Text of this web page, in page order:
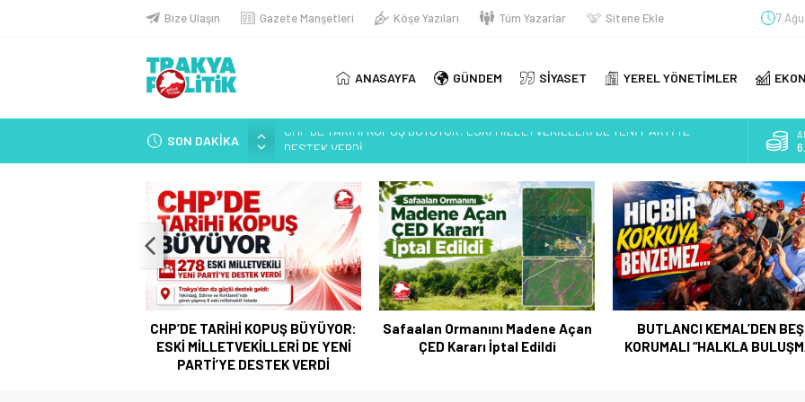
Bize Ulaşın Gazete Manşetleri Köşe Yazıları Tüm Yazarlar Sitene Ekle 7
ANASAYFA GÜNDEM SİYASET YEREL YÖNETİMLER
SON DAKİKA
Safaalan Ormanını Madene Açan ÇED Kararı İptal Edildi
BUTLANCI KEMAL’DEN BEŞ KORUMALI “HALKLA BULUŞMA”
YENİ PARTİ NEDEN HEYECAN VERİCİ?
YENİ PARTİ NEDEN KURULUYOR?
DİP DALGA KAPIYA DAYANDI: ÖZGÜR ÖZEL’İN YÜKSELİŞİ KİMLERİ KORKUTUYOR?
KİM BU UTANGAÇ BUTLANCILAR?
AKAY’IN AKP’YE UZANAN İSTİFA YOLU
ANKET: AK Parti mi, YENİ Parti mi?
SİNEM’DE TÜRKİYE VAR!
CHP’DE TARİHİ KOPUŞ BÜYÜYOR:
ESKİ MİLLETVEKİLLERİ DE YENİ
PARTİ’YE DESTEK VERDİ
Safaalan Ormanını Madene Açan
ÇED Kararı İptal Edildi
BUTLANCI KEMAL’DEN BEŞ
KORUMALI “HALKLA